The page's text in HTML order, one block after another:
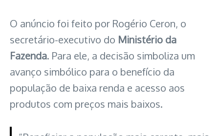
O anúncio foi feito por Rogério Ceron, o
secretário-executivo do Ministério da
Fazenda. Para ele, a decisão simboliza um
avanço simbólico para o benefício da
população de baixa renda e acesso aos
produtos com preços mais baixos.